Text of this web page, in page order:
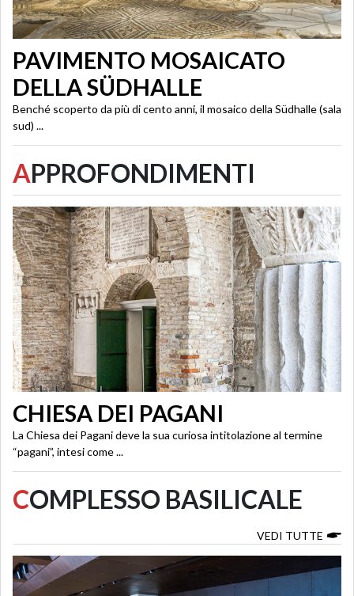
PAVIMENTO MOSAICATO
DELLA SÜDHALLE
Benché scoperto da più di cento anni, il mosaico della Südhalle (sala
sud) ...
APPROFONDIMENTI
CHIESA DEI PAGANI
La Chiesa dei Pagani deve la sua curiosa intitolazione al termine
“pagani”, intesi come ...
COMPLESSO BASILICALE
VEDI TUTTE